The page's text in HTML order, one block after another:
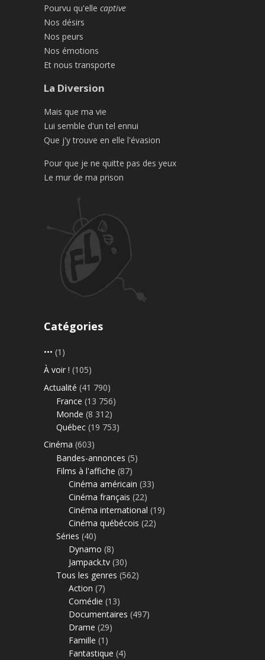
Pourvu qu'elle captive
Nos désirs
Nos peurs
Nos émotions
Et nous transporte
La Diversion
Mais que ma vie
Lui semble d'un tel ennui
Que j'y trouve en elle l'évasion
Pour que je ne quitte pas des yeux
Le mur de ma prison
Catégories
••• (1)
À voir ! (105)
Actualité (41 790)
France (13 756)
Monde (8 312)
Québec (19 753)
Cinéma (603)
Bandes-annonces (5)
Films à l'affiche (87)
Cinéma américain (33)
Cinéma français (22)
Cinéma international (19)
Cinéma québécois (22)
Séries (40)
Dynamo (8)
Jampack.tv (30)
Tous les genres (562)
Action (7)
Comédie (13)
Documentaires (497)
Drame (29)
Famille (1)
Fantastique (4)